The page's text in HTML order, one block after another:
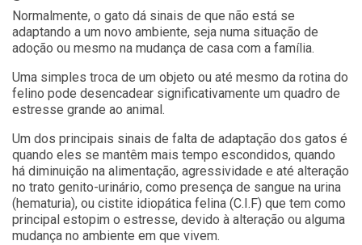
Normalmente, o gato dá sinais de que não está se
adaptando a um novo ambiente, seja numa situação de
adoção ou mesmo na mudança de casa com a família.
Uma simples troca de um objeto ou até mesmo da rotina do
felino pode desencadear significativamente um quadro de
estresse grande ao animal.
Um dos principais sinais de falta de adaptação dos gatos é
quando eles se mantêm mais tempo escondidos, quando
há diminuição na alimentação, agressividade e até alteração
no trato genito-urinário, como presença de sangue na urina
(hematuria), ou cistite idiopática felina (C.I.F) que tem como
principal estopim o estresse, devido à alteração ou alguma
mudança no ambiente em que vivem.